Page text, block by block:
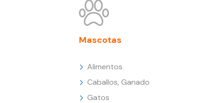
Mascotas
Alimentos
Caballos, Ganado
Gatos